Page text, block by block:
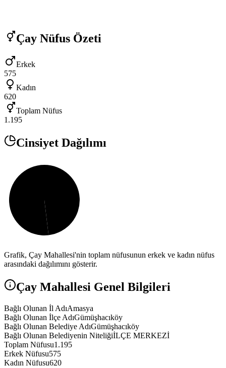
Çay Nüfus Özeti
Erkek
575
Kadın
620
Toplam Nüfus
1.195
Cinsiyet Dağılımı
Grafik, Çay Mahallesi'nin toplam nüfusunun erkek ve kadın nüfus
arasındaki dağılımını gösterir.
Çay Mahallesi Genel Bilgileri
Bağlı Olunan İl AdıAmasya
Bağlı Olunan İlçe AdıGümüşhacıköy
Bağlı Olunan Belediye AdıGümüşhacıköy
Bağlı Olunan Belediyenin NiteliğiİLÇE MERKEZİ
Toplam Nüfusu1.195
Erkek Nüfusu575
Kadın Nüfusu620